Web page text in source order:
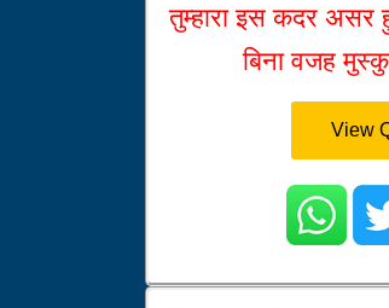
तुम्हारा इस कदर
बिना वजह
View